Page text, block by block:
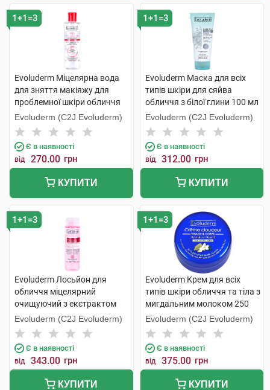
1+1=3
Evoluderm Міцелярна вода
для зняття макіяжу для
проблемної шкіри обличчя
250 мл 1 флакон
Evoluderm (C2J Evoluderm)
Є в наявності
від 270.00 грн
КУПИТИ
1+1=3
Evoluderm Маска для всіх
типів шкіри для сяйва
обличчя з білої глини 100 мл
1 туба
Evoluderm (C2J Evoluderm)
Є в наявності
від 312.00 грн
КУПИТИ
1+1=3
Evoluderm Лосьйон для
обличчя міцелярний
очищуючий з екстрактом
рожевого грейпфруту проти
недоліків шкіри 250 мл 1
флакон
Evoluderm (C2J Evoluderm)
Є в наявності
від 343.00 грн
КУПИТИ
1+1=3
Evoluderm Крем для всіх
типів шкіри обличчя та тіла з
мигдальним молоком 250
мл 1 банка
Evoluderm (C2J Evoluderm)
Є в наявності
від 375.00 грн
КУПИТИ